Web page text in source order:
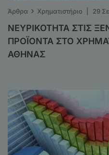
Άρθρα › Χρηματιστήριο 29
ΝΕΥΡΙΚΟΤΗΤΑ ΣΤΙΣ
ΠΡΟΪΟΝΤΑ ΣΤΟ
ΑΘΗΝΑΣ